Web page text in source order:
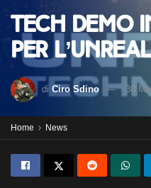
Tech
per
di Ciro Sdino 30
Home News